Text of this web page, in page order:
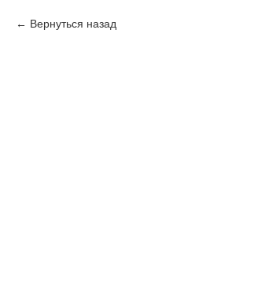
Вернуться назад